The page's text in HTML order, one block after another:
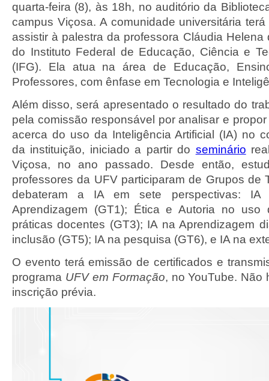
quarta-feira (8), às 18h, no auditório da
campus Viçosa. A comunidade universitária
assistir à palestra da professora Cláudia Helena
do Instituto Federal de Educação, Ciência e
(IFG). Ela atua na área de Educação,
Professores, com ênfase em Tecnologia e
Além disso, será apresentado o resultado do
pela comissão responsável por analisar e
acerca do uso da Inteligência Artificial (IA) no
da instituição, iniciado a partir do seminário
Viçosa, no ano passado. Desde então,
professores da UFV participaram de Grupos de
debateram a IA em sete perspectivas: IA
Aprendizagem (GT1); Ética e Autoria no
práticas docentes (GT3); IA na Aprendizagem
inclusão (GT5); IA na pesquisa (GT6), e IA na
O evento terá emissão de certificados e
programa UFV em Formação, no YouTube. Não
inscrição prévia.